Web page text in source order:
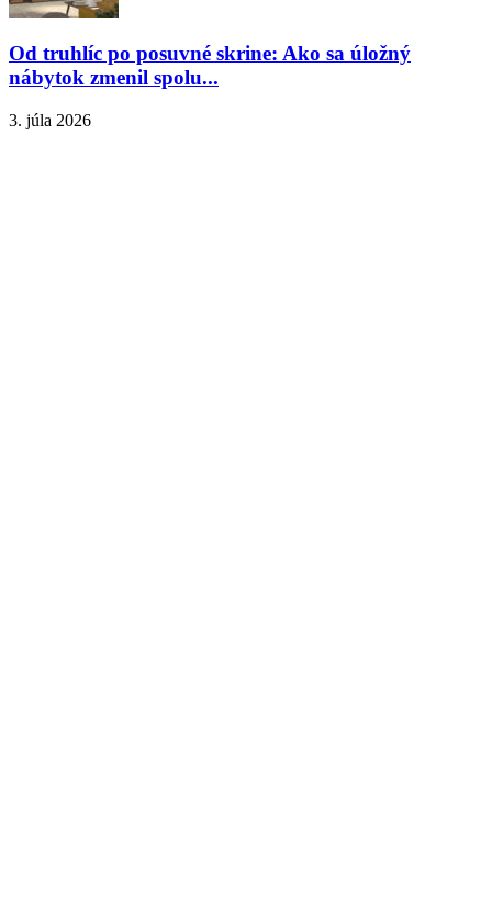
Od truhlíc po posuvné skrine: Ako sa úložný
nábytok zmenil spolu...
3. júla 2026